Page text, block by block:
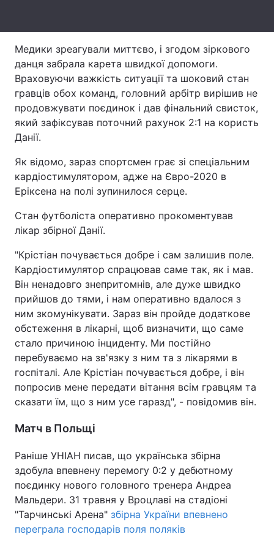
Тема оформлення
Медики зреагували миттєво, і згодом зіркового
данця забрала карета швидкої допомоги.
Враховуючи важкість ситуації та шоковий стан
гравців обох команд, головний арбітр вирішив не
продовжувати поєдинок і дав фінальний свисток,
який зафіксував поточний рахунок 2:1 на користь
Данії.
Як відомо, зараз спортсмен грає зі спеціальним
кардіостимулятором, адже на Євро-2020 в
Еріксена на полі зупинилося серце.
Стан футболіста оперативно прокоментував
лікар збірної Данії.
"Крістіан почувається добре і сам залишив поле.
Кардіостимулятор спрацював саме так, як і мав.
Він ненадовго знепритомнів, але дуже швидко
прийшов до тями, і нам оперативно вдалося з
ним зкомунікувати. Зараз він пройде додаткове
обстеження в лікарні, щоб визначити, що саме
стало причиною інциденту. Ми постійно
перебуваємо на зв'язку з ним та з лікарями в
госпіталі. Але Крістіан почувається добре, і він
попросив мене передати вітання всім гравцям та
сказати їм, що з ним усе гаразд", - повідомив він.
Матч в Польщі
Раніше УНІАН писав, що українська збірна
здобула впевнену перемогу 0:2 у дебютному
поєдинку нового головного тренера Андреа
Мальдери. 31 травня у Вроцлаві на стадіоні
"Тарчинські Арена" збірна України впевнено
переграла господарів поля поляків